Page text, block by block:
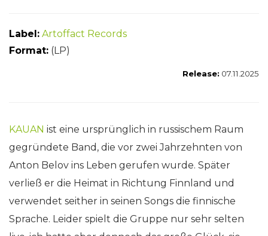
Label: Artoffact Records
Format: (LP)
Release: 07.11.2025
KAUAN ist eine ursprünglich in russischem Raum
gegründete Band, die vor zwei Jahrzehnten von
Anton Belov ins Leben gerufen wurde. Später
verließ er die Heimat in Richtung Finnland und
verwendet seither in seinen Songs die finnische
Sprache. Leider spielt die Gruppe nur sehr selten